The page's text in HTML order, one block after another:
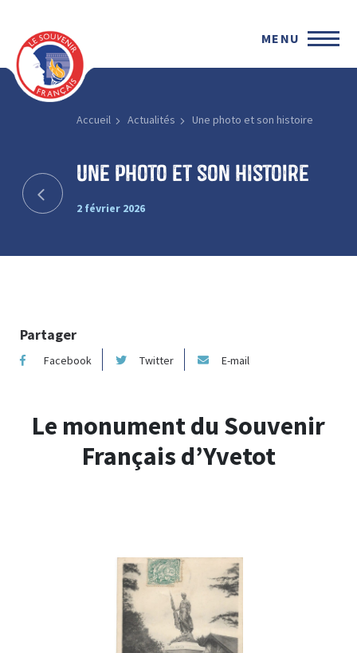
MENU
Accueil Actualités Une photo et son histoire
Une photo et son histoire
2 février 2026
Partager
Facebook Twitter E-mail
Le monument du Souvenir
Français d’Yvetot